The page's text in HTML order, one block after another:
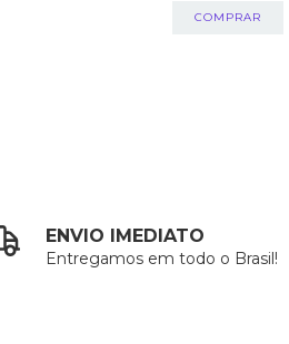
ENVIO IMEDIATO
Entregamos em todo o Brasil!